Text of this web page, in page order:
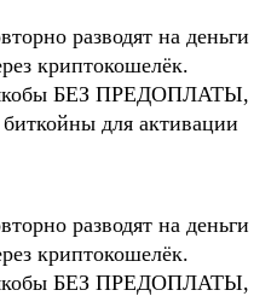
разводят на деньги
криптокошелёк.
БЕЗ ПРЕДОПЛАТЫ,
для активации
разводят на деньги
криптокошелёк.
БЕЗ ПРЕДОПЛАТЫ,